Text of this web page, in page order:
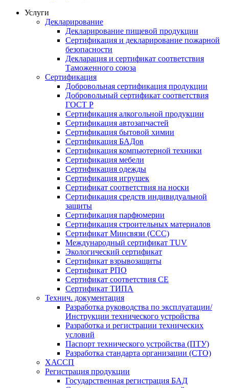
Услуги
Декларирование
Декларирование пищевой продукции
Сертификация и декларирование пожарной
безопасности
Декларация и сертификат соответствия
Таможенного союза
Сертификация
Добровольная сертификация продукции
Добровольный сертификат соответствия
ГОСТ Р
Сертификация алкогольной продукции
Сертификация автозапчастей
Сертификация бытовой химии
Сертификация БАДов
Сертификация компьютерной техники
Сертификация мебели
Сертификация одежды
Сертификация игрушек
Сертификат соответствия на носки
Сертификация средств индивидуальной
защиты
Сертификация парфюмерии
Сертификация строительных материалов
Сертификат Минсвязи (ССС)
Международный сертификат TUV
Экологический сертификат
Сертификат взрывозащиты
Сертификат РПО
Сертификат соответствия CE
Сертификат ТИПА
Технич. документация
Разработка руководства по эксплуатации/
Инструкции технического устройства
Разработка и регистрации технических
условий
Паспорт технического устройства (ПТУ)
Разработка стандарта организации (СТО)
ХАССП
Регистрация продукции
Государственная регистрация БАД